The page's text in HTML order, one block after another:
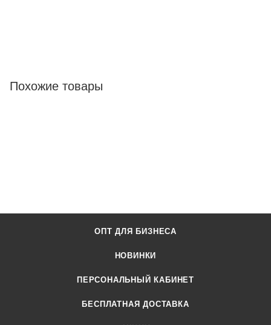
Похожие товары
ОПТ ДЛЯ БИЗНЕСА
НОВИНКИ
ПЕРСОНАЛЬНЫЙ КАБИНЕТ
БЕСПЛАТНАЯ ДОСТАВКА